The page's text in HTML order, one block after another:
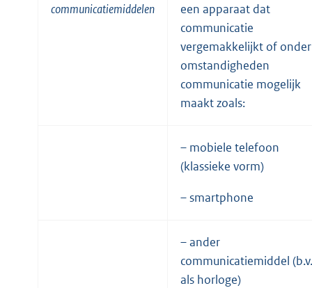
communicatiemiddelen
een apparaat dat
communicatie
vergemakkelijkt of onder
omstandigheden
communicatie mogelijk
maakt zoals:
– mobiele telefoon
(klassieke vorm)
– smartphone
– ander
communicatiemiddel (b.v.
als horloge)